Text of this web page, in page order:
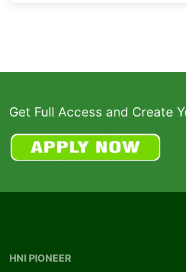
Get Full Access and Create
HNI PIONEER